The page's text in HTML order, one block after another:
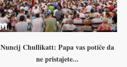
Nuncij Chullikatt: Papa vas potiče da
ne pristajete...